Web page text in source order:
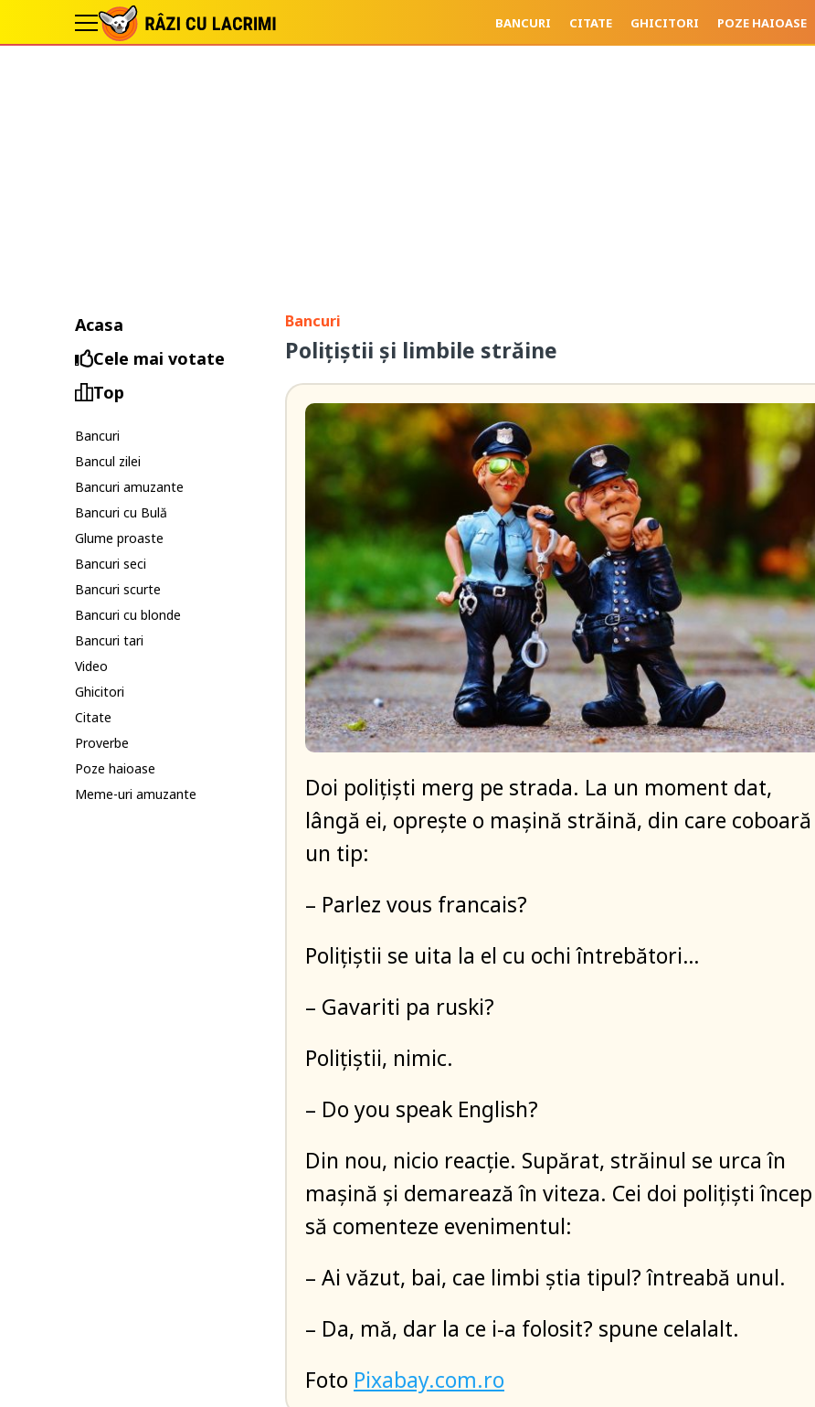
BANCURI CITATE GHICITORI POZE HAIOASE
Acasa
Cele mai votate
Top
Bancuri
Bancul zilei
Bancuri amuzante
Bancuri cu Bulă
Glume proaste
Bancuri seci
Bancuri scurte
Bancuri cu blonde
Bancuri tari
Video
Ghicitori
Citate
Proverbe
Poze haioase
Meme-uri amuzante
Bancuri
Polițiștii și limbile străine
Doi polițiști merg pe strada. La un moment dat,
lângă ei, oprește o mașină străină, din care coboară
un tip:
– Parlez vous francais?
Polițiștii se uita la el cu ochi întrebători…
– Gavariti pa ruski?
Polițiștii, nimic.
– Do you speak English?
Din nou, nicio reacție. Supărat, străinul se urca în
mașină și demarează în viteza. Cei doi polițiști încep
să comenteze evenimentul:
– Ai văzut, bai, cae limbi știa tipul? întreabă unul.
– Da, mă, dar la ce i-a folosit? spune celalalt.
Foto Pixabay.com.ro